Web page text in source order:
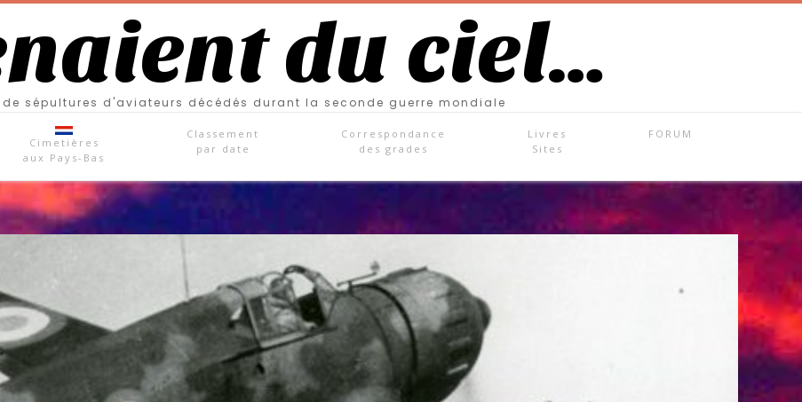
du ciel…
de sépultures d'aviateurs décédés durant la seconde guerre mondiale
Cimetières
aux Pays-Bas
Classement
par date
Correspondance
des grades
Livres
Sites
FORUM